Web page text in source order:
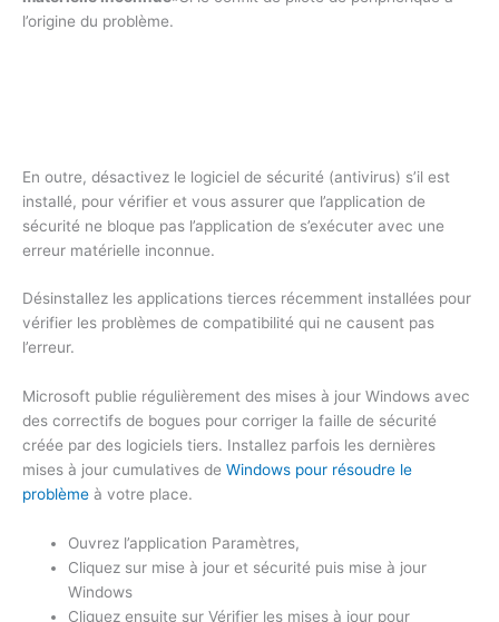
l’origine du problème.
En outre, désactivez le logiciel de sécurité (antivirus) s’il est
installé, pour vérifier et vous assurer que l’application de
sécurité ne bloque pas l’application de s’exécuter avec une
erreur matérielle inconnue.
Désinstallez les applications tierces récemment installées pour
vérifier les problèmes de compatibilité qui ne causent pas
l’erreur.
Microsoft publie régulièrement des mises à jour Windows avec
des correctifs de bogues pour corriger la faille de sécurité
créée par des logiciels tiers. Installez parfois les dernières
mises à jour cumulatives de Windows pour résoudre le
problème à votre place.
Ouvrez l’application Paramètres,
Cliquez sur mise à jour et sécurité puis mise à jour
Windows
Cliquez ensuite sur Vérifier les mises à jour pour